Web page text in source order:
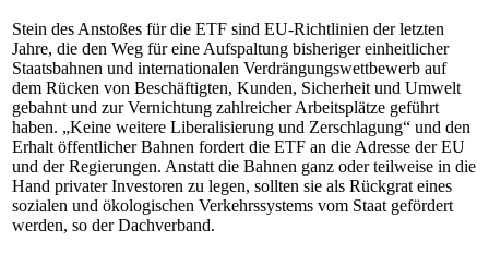
Stein des Anstoßes für die ETF sind EU-Richtlinien der letzten
Jahre, die den Weg für eine Aufspaltung bisheriger einheitlicher
Staatsbahnen und internationalen Verdrängungswettbewerb auf
dem Rücken von Beschäftigten, Kunden, Sicherheit und Umwelt
gebahnt und zur Vernichtung zahlreicher Arbeitsplätze geführt
haben. „Keine weitere Liberalisierung und Zerschlagung“ und den
Erhalt öffentlicher Bahnen fordert die ETF an die Adresse der EU
und der Regierungen. Anstatt die Bahnen ganz oder teilweise in die
Hand privater Investoren zu legen, sollten sie als Rückgrat eines
sozialen und ökologischen Verkehrssystems vom Staat gefördert
werden, so der Dachverband.